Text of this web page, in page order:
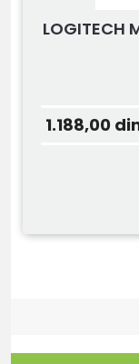
LOGITECH
1.188,00